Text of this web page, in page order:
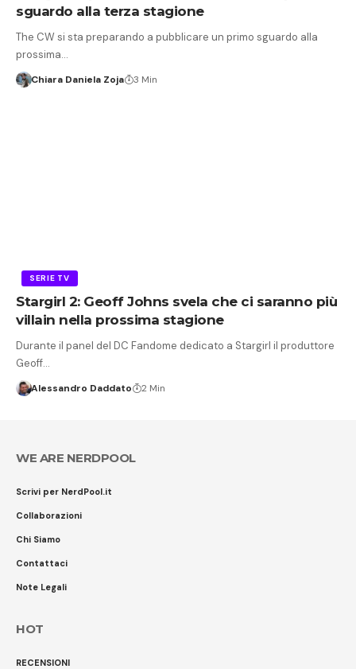
sguardo alla terza stagione
The CW si sta preparando a pubblicare un primo sguardo alla
prossima…
Chiara Daniela Zoja 3 Min
SERIE TV
Stargirl 2: Geoff Johns svela che ci saranno più
villain nella prossima stagione
Durante il panel del DC Fandome dedicato a Stargirl il produttore
Geoff…
Alessandro Daddato 2 Min
WE ARE NERDPOOL
Scrivi per NerdPool.it
Collaborazioni
Chi Siamo
Contattaci
Note Legali
HOT
RECENSIONI